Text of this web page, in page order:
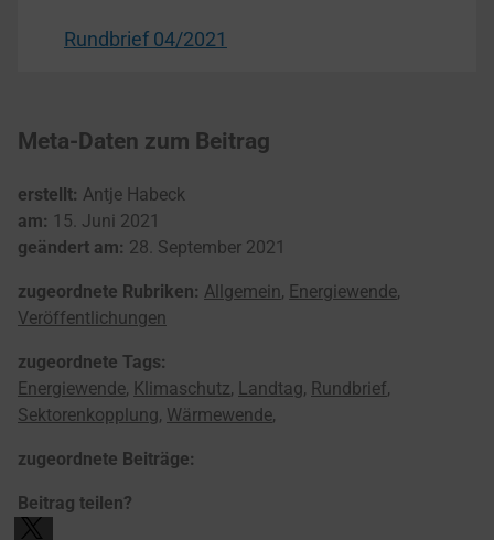
Rundbrief 04/2021
Meta-Daten zum Beitrag
erstellt: Antje Habeck
am: 15. Juni 2021
geändert am: 28. September 2021
zugeordnete Rubriken: Allgemein, Energiewende,
Veröffentlichungen
zugeordnete Tags:
Energiewende, Klimaschutz, Landtag, Rundbrief,
Sektorenkopplung, Wärmewende,
zugeordnete Beiträge:
Beitrag teilen?